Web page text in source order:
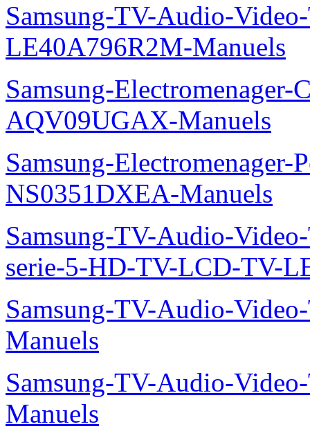
Samsung-TV-Audio-
LE40A796R2M-Manuels
Samsung-Electromenager-
AQV09UGAX-Manuels
Samsung-
NS0351DXEA-Manuels
Samsung-TV-Audio-
serie-5-HD-TV-LCD-TV-
Samsung-TV-Audio-
Manuels
Samsung-TV-Audio-
Manuels